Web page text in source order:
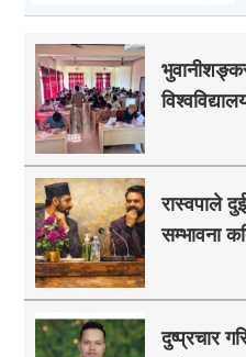
रास्वपाले
सम्भावना
दुष्प्रचार